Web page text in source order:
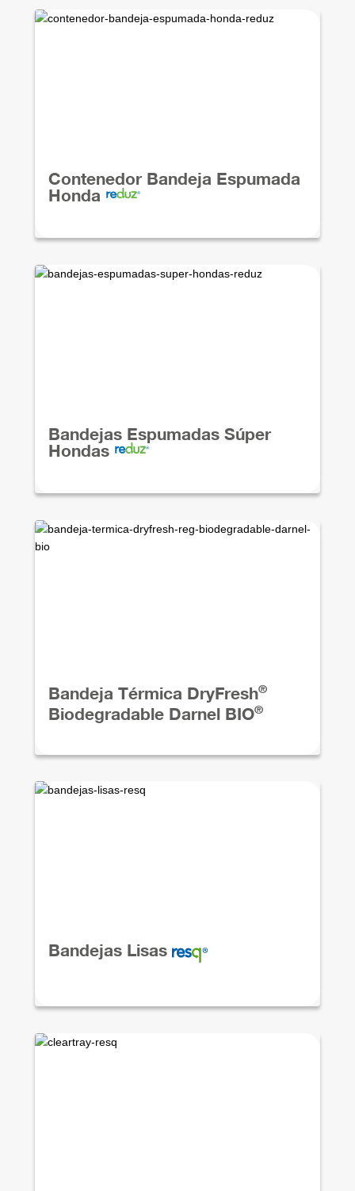
Contenedor Bandeja Espumada
Honda
Bandejas Espumadas Súper
Hondas
Bandeja Térmica DryFresh®
Biodegradable Darnel BIO®
Bandejas Lisas